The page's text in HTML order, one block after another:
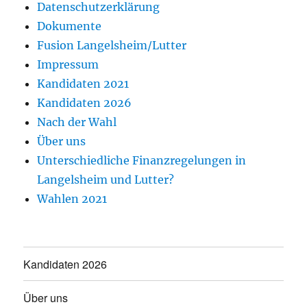
Datenschutzerklärung
Dokumente
Fusion Langelsheim/Lutter
Impressum
Kandidaten 2021
Kandidaten 2026
Nach der Wahl
Über uns
Unterschiedliche Finanzregelungen in
Langelsheim und Lutter?
Wahlen 2021
Kandidaten 2026
Über uns